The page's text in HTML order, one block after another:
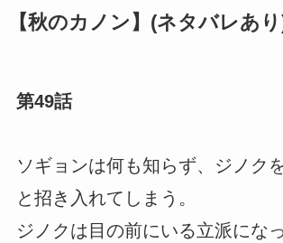
【秋のカノン】(ネタバレあ
第49話
ソギョンは何も知らず、ジノク
と招き入れてしまう。
ジノクは目の前にいる立派にな